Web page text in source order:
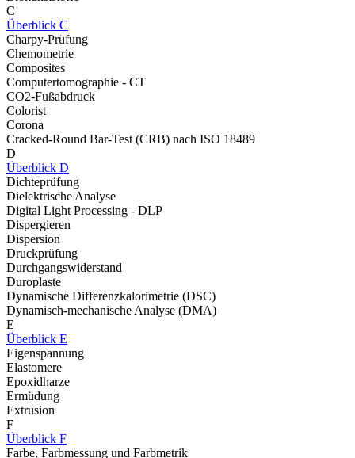
C
Überblick C
Charpy-Prüfung
Chemometrie
Composites
Computertomographie - CT
CO2-Fußabdruck
Colorist
Corona
Cracked-Round Bar-Test (CRB) nach ISO 18489
D
Überblick D
Dichteprüfung
Dielektrische Analyse
Digital Light Processing - DLP
Dispergieren
Dispersion
Druckprüfung
Durchgangswiderstand
Duroplaste
Dynamische Differenzkalorimetrie (DSC)
Dynamisch-mechanische Analyse (DMA)
E
Überblick E
Eigenspannung
Elastomere
Epoxidharze
Ermüdung
Extrusion
F
Überblick F
Farbe, Farbmessung und Farbmetrik